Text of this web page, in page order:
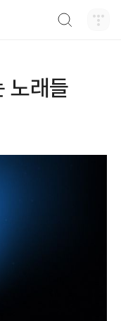
노래들